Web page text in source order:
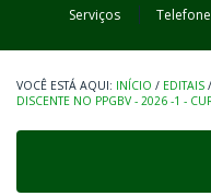
Serviços
INÍCIO / EDITAIS /
DISCENTE NO PPGBV - 2026 -1 -